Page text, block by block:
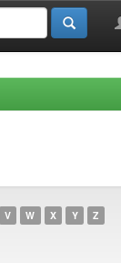
V W X Y Z